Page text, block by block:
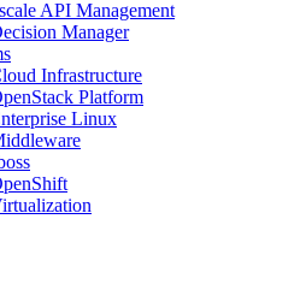
API Management
Manager
Infrastructure
Platform
Linux